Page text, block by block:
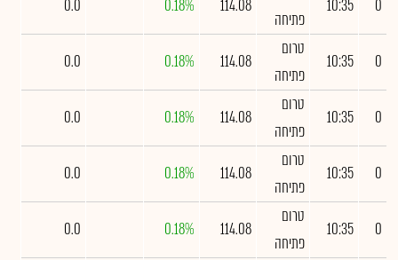
0
10:35
פתיחה
114.08
0.18%
0.0
0
10:35
טרום
פתיחה
114.08
0.18%
0.0
0
10:35
טרום
פתיחה
114.08
0.18%
0.0
0
10:35
טרום
פתיחה
114.08
0.18%
0.0
0
10:35
טרום
פתיחה
114.08
0.18%
0.0